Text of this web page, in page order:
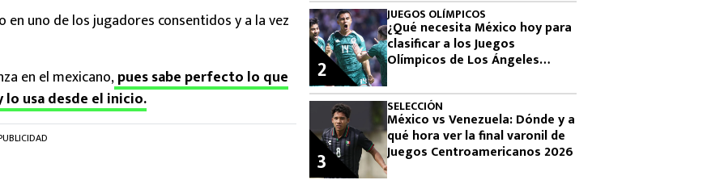
en uno de los jugadores consentidos y a la vez
en el mexicano,pues sabe perfecto lo que
usa desde el inicio.
JUEGOS OLÍMPICOS
¿Qué necesita México hoy para
clasificar a los Juegos
Olímpicos de Los Ángeles
2
SELECCIÓN
México vs Venezuela: Dónde y a
qué hora ver la final varonil de
Juegos Centroamericanos 2026
3